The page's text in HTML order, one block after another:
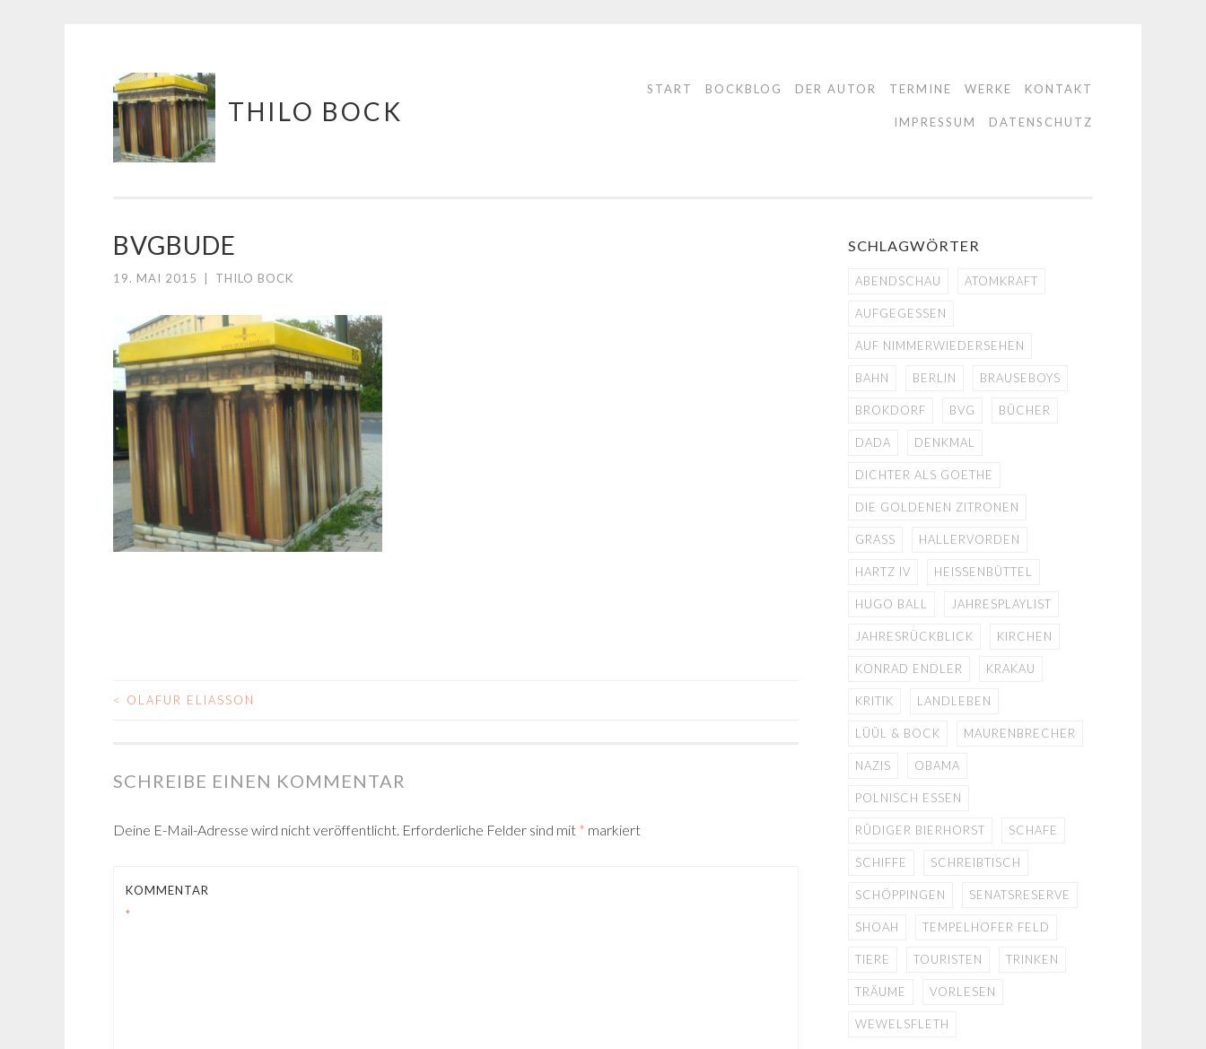
Springe
zum
Inhalt
THILO BOCK
START BOCKBLOG DER AUTOR TERMINE WERKE KONTAKT
IMPRESSUM DATENSCHUTZ
BVGBUDE
19. MAI 2015 THILO BOCK
BEITRAGS-
< OLAFUR ELIASSON
SCHREIBE EINEN KOMMENTAR
Deine E-Mail-Adresse wird nicht veröffentlicht. Erforderliche Felder sind mit * markiert
KOMMENTAR
*
SCHLAGWÖRTER
ABENDSCHAU ATOMKRAFT
AUFGEGESSEN
AUF NIMMERWIEDERSEHEN
BAHN BERLIN BRAUSEBOYS
BROKDORF BVG BÜCHER
DADA DENKMAL
DICHTER ALS GOETHE
DIE GOLDENEN ZITRONEN
GRASS HALLERVORDEN
HARTZ IV HEISSENBÜTTEL
HUGO BALL JAHRESPLAYLIST
JAHRESRÜCKBLICK KIRCHEN
KONRAD ENDLER KRAKAU
KRITIK LANDLEBEN
LÜÜL & BOCK MAURENBRECHER
NAZIS OBAMA
POLNISCH ESSEN
RÜDIGER BIERHORST SCHAFE
SCHIFFE SCHREIBTISCH
SCHÖPPINGEN SENATSRESERVE
SHOAH TEMPELHOFER FELD
TIERE TOURISTEN TRINKEN
TRÄUME VORLESEN
WEWELSFLETH